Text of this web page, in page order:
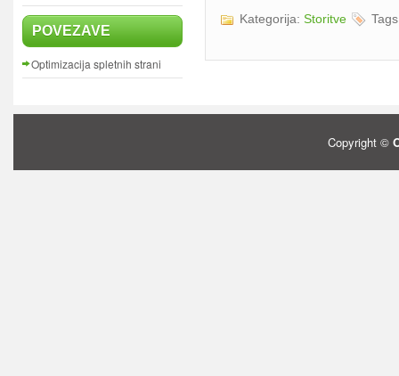
POVEZAVE
Optimizacija spletnih strani
Kategorija: Storitve
Copyright ©